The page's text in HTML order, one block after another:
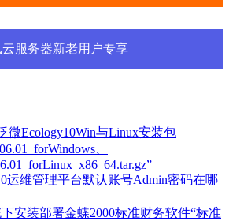
云服务器新老用户专享
微Ecology10Win与Linux安装包
、
运维管理平台默认账号Admin密码在哪
下安装部署金蝶2000标准财务软件“标准